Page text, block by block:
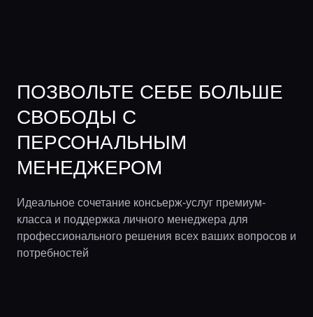
ПОЗВОЛЬТЕ СЕБЕ БОЛЬШЕ
СВОБОДЫ С
ПЕРСОНАЛЬНЫМ
МЕНЕДЖЕРОМ
Идеальное сочетание консьерж-услуг премиум-
класса и поддержка личного менеджера для
профессионального решения всех ваших вопросов и
потребностей